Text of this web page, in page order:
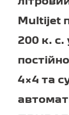
Multijet
200 к. с.
4×4 та